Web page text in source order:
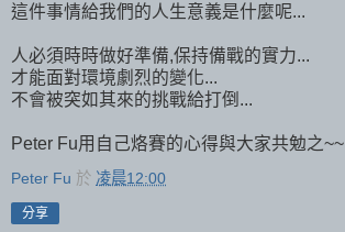
這件事情給我們的人生意義是什麼呢...
人必須時時做好準備,保持備戰的實力...
才能面對環境劇烈的變化...
不會被突如其來的挑戰給打倒...
Peter Fu用自己烙賽的心得與大家共勉之~~
Peter Fu 於 凌晨12:00
分享